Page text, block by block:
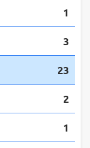
1
3
23
2
1